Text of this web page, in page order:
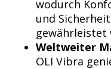
wodurch
und Sicherheit
gewährleistet
Weltweiter
OLI Vibra